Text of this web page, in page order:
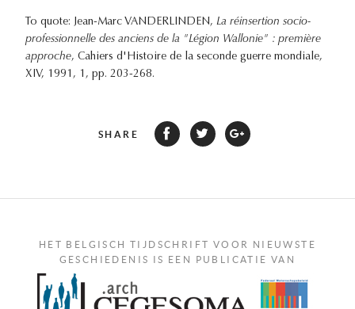
To quote: Jean-Marc VANDERLINDEN, La réinsertion socio-
professionnelle des anciens de la "Légion Wallonie" : première
approche, Cahiers d'Histoire de la seconde guerre mondiale,
XIV, 1991, 1, pp. 203-268.
SHARE
HET BELGISCH TIJDSCHRIFT VOOR NIEUWSTE
GESCHIEDENIS IS EEN PUBLICATIE VAN